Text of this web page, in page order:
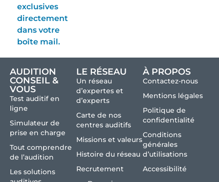
exclusives
directement
dans votre
boîte mail.
AUDITION
CONSEIL &
VOUS
Test auditif en
ligne
Simulateur de
prise en charge
Tout comprendre
de l’audition
Les solutions
LE RÉSEAU
Un réseau
d’expertes et
d’experts
Carte de nos
centres auditifs
Missions et valeurs
Histoire du réseau
Recrutement
À PROPOS
Contactez-nous
Mentions légales
Politique de
confidentialité
Conditions
générales
d’utilisations
Accessibilité